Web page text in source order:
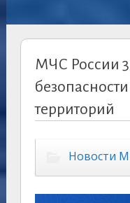
МЧС России
территорий
Новости